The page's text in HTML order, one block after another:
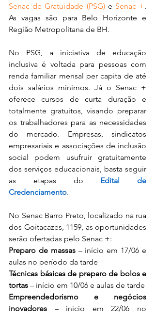
Senac de Gratuidade (PSG) e Senac +.
As vagas são para Belo Horizonte e
Região Metropolitana de BH.
No PSG, a iniciativa de educação
inclusiva é voltada para pessoas com
renda familiar mensal per capita de até
dois salários mínimos. Já o Senac +
oferece cursos de curta duração e
totalmente gratuitos, visando preparar
os trabalhadores para as necessidades
do mercado. Empresas, sindicatos
empresariais e associações de inclusão
social podem usufruir gratuitamente
dos serviços educacionais, basta seguir
as etapas do Edital de
Credenciamento.
No Senac Barro Preto, localizado na rua
dos Goitacazes, 1159, as oportunidades
serão ofertadas pelo Senac +:
Preparo de massas – início em 17/06 e
aulas no período da tarde
Técnicas básicas de preparo de bolos e
tortas – início em 10/06 e aulas de tarde
Empreendedorismo e negócios
inovadores – início em 22/06 no